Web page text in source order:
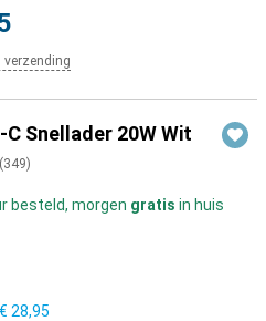
verzending
C Snellader 20W Wit
(349)
besteld, morgen gratis in huis
€ 28,95